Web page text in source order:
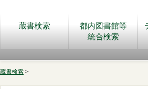
蔵書検索
都内図書館等
統合検索
蔵書検索 >